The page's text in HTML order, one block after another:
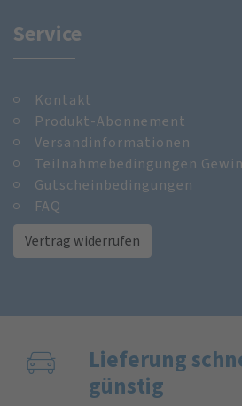
Service
Kontakt
Produkt-Abonnement
Versandinformationen
Teilnahmebedingungen
Gutscheinbedingungen
FAQ
Vertrag widerrufen
Lieferung
günstig